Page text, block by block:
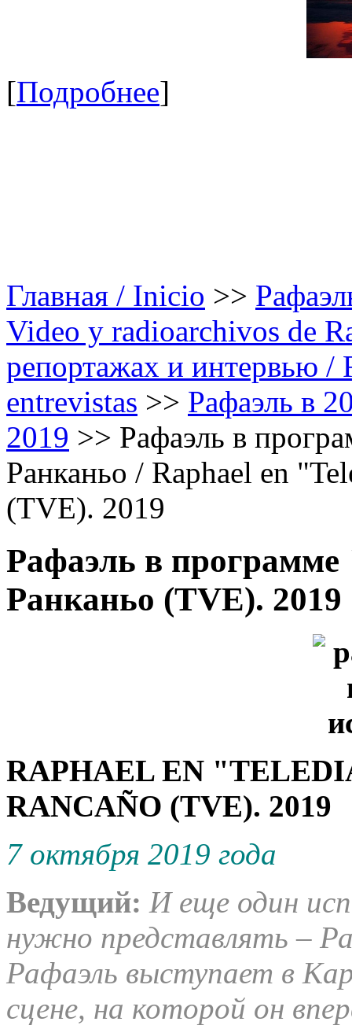
[Подробнее]
Главная / Inicio >>
Video y radioarchivos de
репортажах и интервью /
entrevistas >> Рафаэль в
2019 >> Рафаэль в
Ранканьо / Raphael en
(TVE). 2019
Рафаэль в
Ранканьо (TVE). 2019
RAPHAEL EN
RANCAÑO (TVE). 2019
7 октября 2019 года
Ведущий: И еще один
нужно представлять –
Рафаэль выступает в
сцене, на которой он